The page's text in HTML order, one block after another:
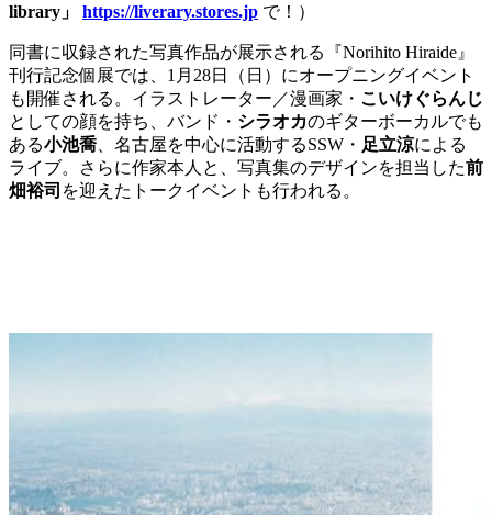
library」 https://liverary.stores.jp で！）
同書に収録された写真作品が展示される『Norihito Hiraide』
刊行記念個展では、 1 月 28日（日）にオープニングイベント
も開催される。イラストレーター／漫画家・ こいけぐらんじ
としての顔を持ち、バンド・ シラオカのギターボーカルでも
ある小池喬 、名古屋を中心に活動するSSW・ 足立涼による
ライブ。さらに作家本人と、写真集のデザインを担当した前
畑裕司 を迎えたトークイベントも行われる。